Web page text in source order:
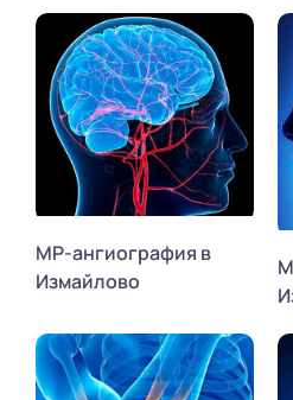
МР-ангиография в
Измайлово